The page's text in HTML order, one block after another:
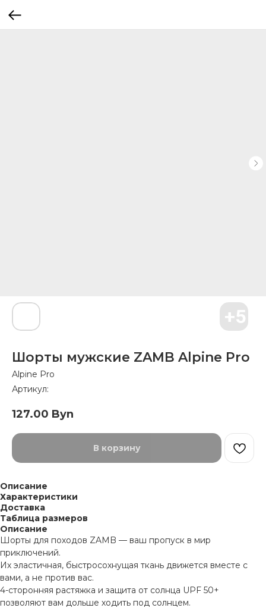
Шорты мужские ZAMB Alpine Pro
Alpine Pro
Артикул:
127.00 Byn
В корзину
Описание
Характеристики
Доставка
Таблица размеров
Описание
Шорты для походов ZAMB — ваш пропуск в мир
приключений.
Их эластичная, быстросохнущая ткань движется вместе с
вами, а не против вас.
4-сторонняя растяжка и защита от солнца UPF 50+
позволяют вам дольше ходить под солнцем.